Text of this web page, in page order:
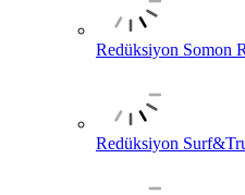
Redüksiyon Somon
Redüksiyon